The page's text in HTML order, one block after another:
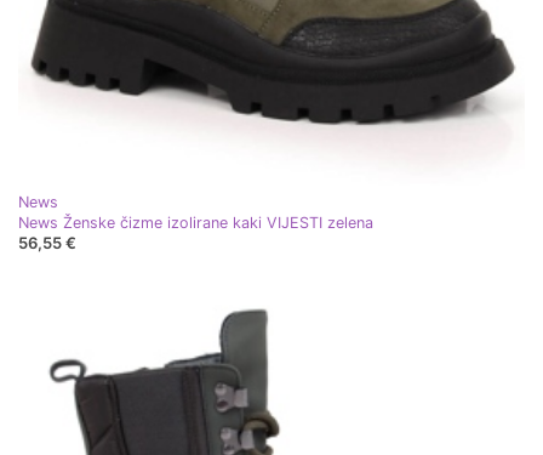
News
News Ženske čizme izolirane kaki VIJESTI zelena
56,55 €